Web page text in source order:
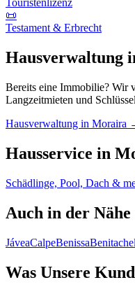
Touristenlizenz
📜
Testament & Erbrecht
Hausverwaltung
Bereits eine Immobilie? Wir
Langzeitmieten und
Hausverwaltung in Moraira
Hausservice in
Schädlinge, Pool, Dach &
Auch in der
JáveaCalpeBenissa
Was Unsere